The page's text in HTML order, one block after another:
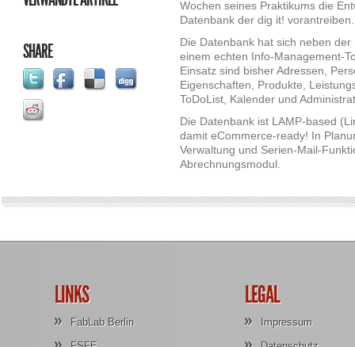
SHARE
DATENBANK
Wochen seines Praktikums die
Datenbank der dig it! vorantreiben.
Die Datenbank hat sich neben
einem echten Info-Management-
Einsatz sind bisher Adressen,
Eigenschaften, Produkte,
ToDoList, Kalender und
Die Datenbank ist LAMP-based
damit eCommerce-ready! In
Verwaltung und Serien-Mail-
Abrechnungsmodul.
LINKS
FabLab Berlin
LEGAL
Impressum